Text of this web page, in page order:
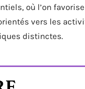
où l’on
vers les
distinctes.